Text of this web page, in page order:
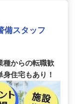
備スタッフ
種からの転職歓
住宅もあり！